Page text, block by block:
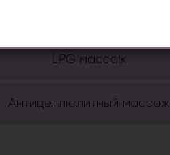
LPG массаж
Антицеллюлитный массаж